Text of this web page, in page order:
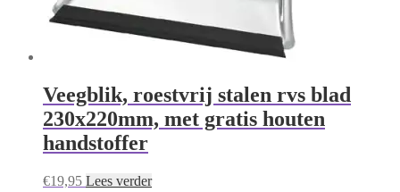
Veegblik, roestvrij stalen rvs blad
230x220mm, met gratis houten
handstoffer
€19,95 Lees verder